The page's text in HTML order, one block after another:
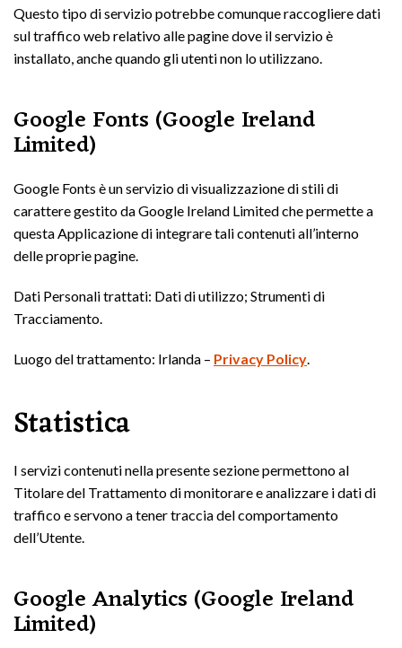
Questo tipo di servizio potrebbe comunque raccogliere dati
sul traffico web relativo alle pagine dove il servizio è
installato, anche quando gli utenti non lo utilizzano.
Google Fonts (Google Ireland
Limited)
Google Fonts è un servizio di visualizzazione di stili di
carattere gestito da Google Ireland Limited che permette a
questa Applicazione di integrare tali contenuti all’interno
delle proprie pagine.
Dati Personali trattati: Dati di utilizzo; Strumenti di
Tracciamento.
Luogo del trattamento: Irlanda – Privacy Policy.
Statistica
I servizi contenuti nella presente sezione permettono al
Titolare del Trattamento di monitorare e analizzare i dati di
traffico e servono a tener traccia del comportamento
dell’Utente.
Google Analytics (Google Ireland
Limited)